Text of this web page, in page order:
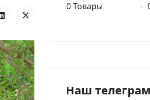
0Товары -
Наш